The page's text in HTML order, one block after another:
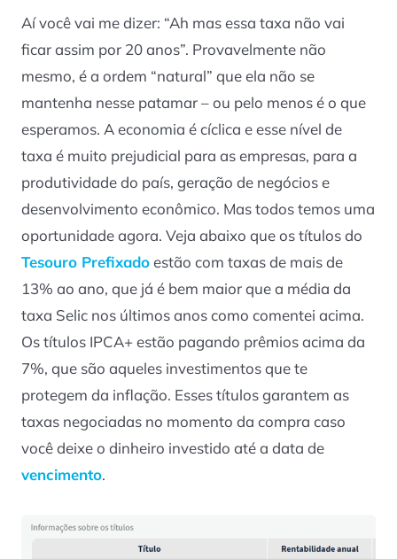
Aí você vai me dizer: “Ah mas essa taxa não vai
ficar assim por 20 anos”. Provavelmente não
mesmo, é a ordem “natural” que ela não se
mantenha nesse patamar – ou pelo menos é o que
esperamos. A economia é cíclica e esse nível de
taxa é muito prejudicial para as empresas, para a
produtividade do país, geração de negócios e
desenvolvimento econômico. Mas todos temos uma
oportunidade agora. Veja abaixo que os títulos do
Tesouro Prefixadoestão com taxas de mais de
13% ao ano, que já é bem maior que a média da
taxa Selic nos últimos anos como comentei acima.
Os títulos IPCA+ estão pagando prêmios acima da
7%, que são aqueles investimentos que te
protegem da inflação. Esses títulos garantem as
taxas negociadas no momento da compra caso
você deixe o dinheiro investido até a data de
vencimento.